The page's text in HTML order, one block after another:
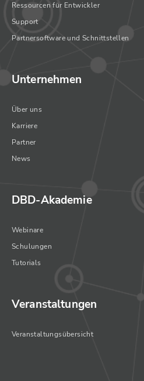
Ressourcen für Entwickler
Support
Partnersoftware und Schnittstellen
Unternehmen
Über uns
Karriere
Partner
News
DBD-Akademie
Webinare
Schulungen
Tutorials
Veranstaltungen
Veranstaltungsübersicht